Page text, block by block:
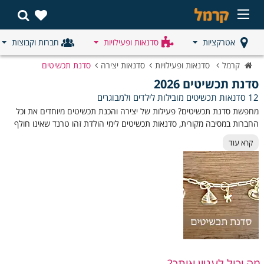
אטרקציות סדנאות ופעילויות חברות וקבוצות
קרמל סדנאות ופעילויות סדנאות יצירה סדנת תכשיטים
סדנת תכשיטים 2026
12 סדנאות תכשיטים מובילות לילדים ולמבוגרים
מחפשת סדנת תכשיטים? פעילות של יצירה והכנת תכשיטים מיוחדים את וכל
החברות במסיבה מקורית, סדנאות תכשיטים לימי הולדת זהו טרנד שאינו חולף
סדנאות יצירה ותכשיטים ליום הולדת ולכל גיל, כל מה שנשאר זה רק לבחור
את הפעילות המועדפת עליך!
​סוג אירוע
סדנת תכשיטים
לילדים
יצירה צבעונית ומהנה עם חרוזים, חוטים ותליונים.
מושלם לערבי חברות או גיבוש.
קרא עוד